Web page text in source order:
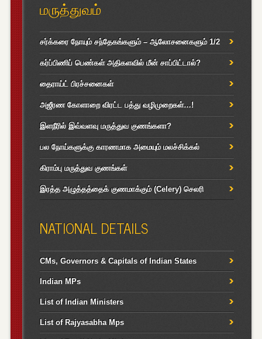
மருத்துவம்
சர்க்கரை நோயும் சந்தேகங்களும் – ஆலோசனைகளும் 1/2
கர்ப்பிணிப் பெண்கள் அதிகளவில் மீன் சாப்பிட்டால்?
தைராய்ட் பிரச்சனைகள்
அஜீரண கோளாறை விரட்ட பத்து வழிமுறைகள்…!
இளநீரில் இவ்வளவு மருத்துவ குணங்களா?
பல நோய்களுக்கு காரணமாக அமையும் மலச்சிக்கல்
கிராம்பு மருத்துவ குணங்கள்
இரத்த அழுத்தத்தைக் குணமாக்கும் (Celery) செலரி
NATIONAL DETAILS
CMs, Governors & Capitals of Indian States
Indian MPs
List of Indian Ministers
List of Rajyasabha Mps